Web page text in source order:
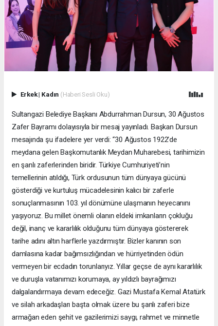
Erkek| Kadın (Haberi Sesli Oku)
Sultangazi Belediye Başkanı Abdurrahman Dursun, 30 Ağustos
Zafer Bayramı dolayısıyla bir mesaj yayınladı. Başkan Dursun
mesajında şu ifadelere yer verdi: “30 Ağustos 1922’de
meydana gelen Başkomutanlık Meydan Muharebesi, tarihimizin
en şanlı zaferlerinden biridir. Türkiye Cumhuriyeti’nin
temellerinin atıldığı, Türk ordusunun tüm dünyaya gücünü
gösterdiği ve kurtuluş mücadelesinin kalıcı bir zaferle
sonuçlanmasının 103. yıl dönümüne ulaşmanın heyecanını
yaşıyoruz. Bu millet önemli olanın eldeki imkanların çokluğu
değil, inanç ve kararlılık olduğunu tüm dünyaya göstererek
tarihe adını altın harflerle yazdırmıştır. Bizler kanının son
damlasına kadar bağımsızlığından ve hürriyetinden ödün
vermeyen bir ecdadın torunlarıyız. Yıllar geçse de aynı kararlılık
ve duruşla vatanımızı korumaya, ay yıldızlı bayrağımızı
dalgalandırmaya devam edeceğiz. Gazi Mustafa Kemal Atatürk
ve silah arkadaşları başta olmak üzere bu şanlı zaferi bize
armağan eden şehit ve gazilerimizi saygı, rahmet ve minnetle